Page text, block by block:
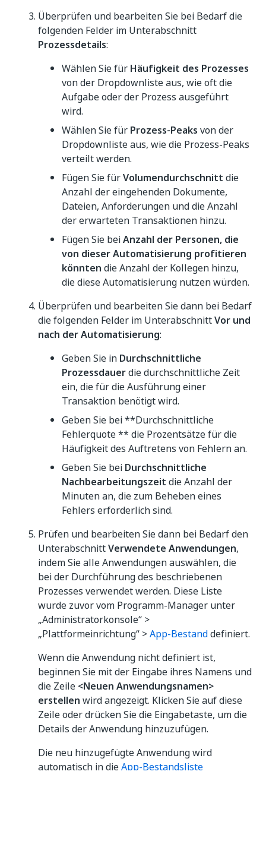
Überprüfen und bearbeiten Sie bei Bedarf die
folgenden Felder im Unterabschnitt
Prozessdetails:
Wählen Sie für Häufigkeit des Prozesses
von der Dropdownliste aus, wie oft die
Aufgabe oder der Prozess ausgeführt
wird.
Wählen Sie für Prozess-Peaks von der
Dropdownliste aus, wie die Prozess-Peaks
verteilt werden.
Fügen Sie fürVolumendurchschnitt die
Anzahl der eingehenden Dokumente,
Dateien, Anforderungen und die Anzahl
der erwarteten Transaktionen hinzu.
Fügen Sie beiAnzahl der Personen, die
von dieser Automatisierung profitieren
könnten die Anzahl der Kollegen hinzu,
die diese Automatisierung nutzen würden.
Überprüfen und bearbeiten Sie dann bei Bedarf
die folgenden Felder im UnterabschnittVor und
nach der Automatisierung:
Geben Sie in Durchschnittliche
Prozessdauerdie durchschnittliche Zeit
ein, die für die Ausführung einer
Transaktion benötigt wird.
Geben Sie bei **Durchschnittliche
Fehlerquote ** die Prozentsätze für die
Häufigkeit des Auftretens von Fehlern an.
Geben Sie bei Durchschnittliche
Nachbearbeitungszeit die Anzahl der
Minuten an, die zum Beheben eines
Fehlers erforderlich sind.
Prüfen und bearbeiten Sie dann bei Bedarf den
UnterabschnittVerwendete Anwendungen,
indem Sie alle Anwendungen auswählen, die
bei der Durchführung des beschriebenen
Prozesses verwendet werden. Diese Liste
wurde zuvor vom Programm-Manager unter
„Administratorkonsole“ >
„Plattformeinrichtung“ >App-Bestanddefiniert.
Wenn die Anwendung nicht definiert ist,
beginnen Sie mit der Eingabe ihres Namens und
die Zeile <Neuen Anwendungsnamen>
erstellen wird angezeigt. Klicken Sie auf diese
Zeile oder drücken Sie die Eingabetaste, um die
Details der Anwendung hinzuzufügen.
Die neu hinzugefügte Anwendung wird
automatisch in dieApp-Bestandsliste